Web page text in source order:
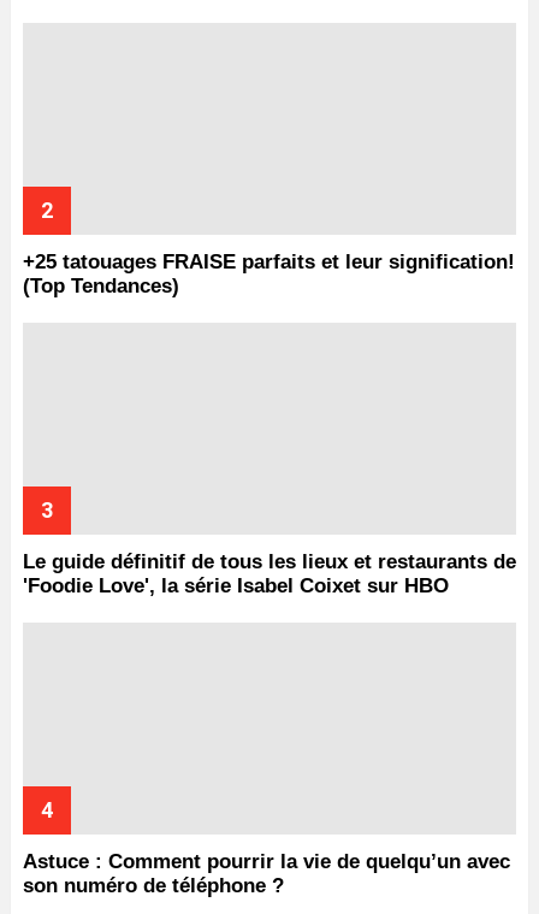
+25 tatouages ​​FRAISE parfaits et leur signification!
(Top Tendances)
Le guide définitif de tous les lieux et restaurants de
'Foodie Love', la série Isabel Coixet sur HBO
Astuce : Comment pourrir la vie de quelqu’un avec
son numéro de téléphone ?